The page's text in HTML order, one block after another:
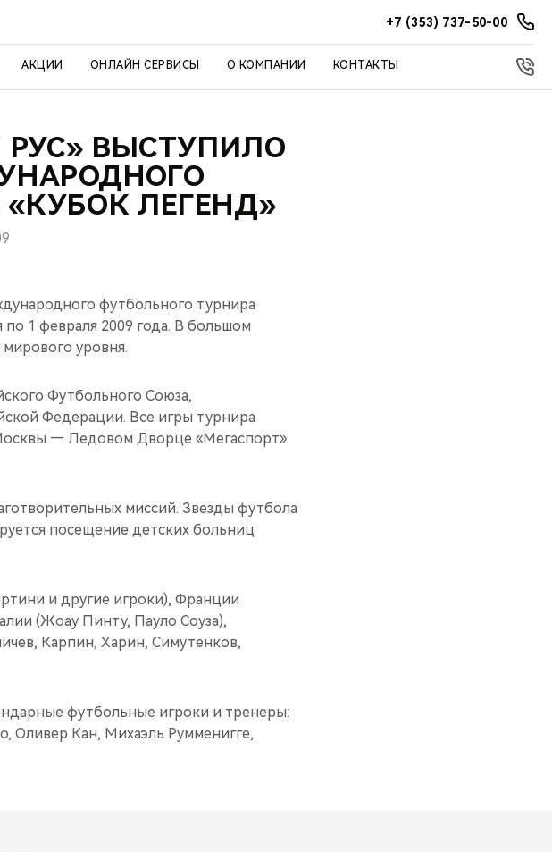
+7 (353) 737-50-00
АКЦИИ ОНЛАЙН СЕРВИСЫ О КОМПАНИИ КОНТАКТЫ
ВЫСТУПИЛО
ЛЕГЕНД»
футбольного турнира
1 февраля 2009 года. В большом
уровня.
Футбольного Союза,
Федерации. Все игры турнира
— Ледовом Дворце «Мегаспорт»
миссий. Звезды футбола
посещение детских больниц
и другие игроки), Франции
(Жоау Пинту, Пауло Соуза),
Карпин, Харин, Симутенков,
футбольные игроки и тренеры:
Оливер Кан, Михаэль Румменигге,